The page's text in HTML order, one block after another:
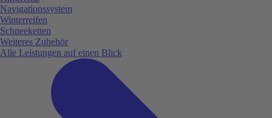
Navigationssystem
Winterreifen
Schneeketten
Weiteres Zubehör
Alle Leistungen auf einen Blick